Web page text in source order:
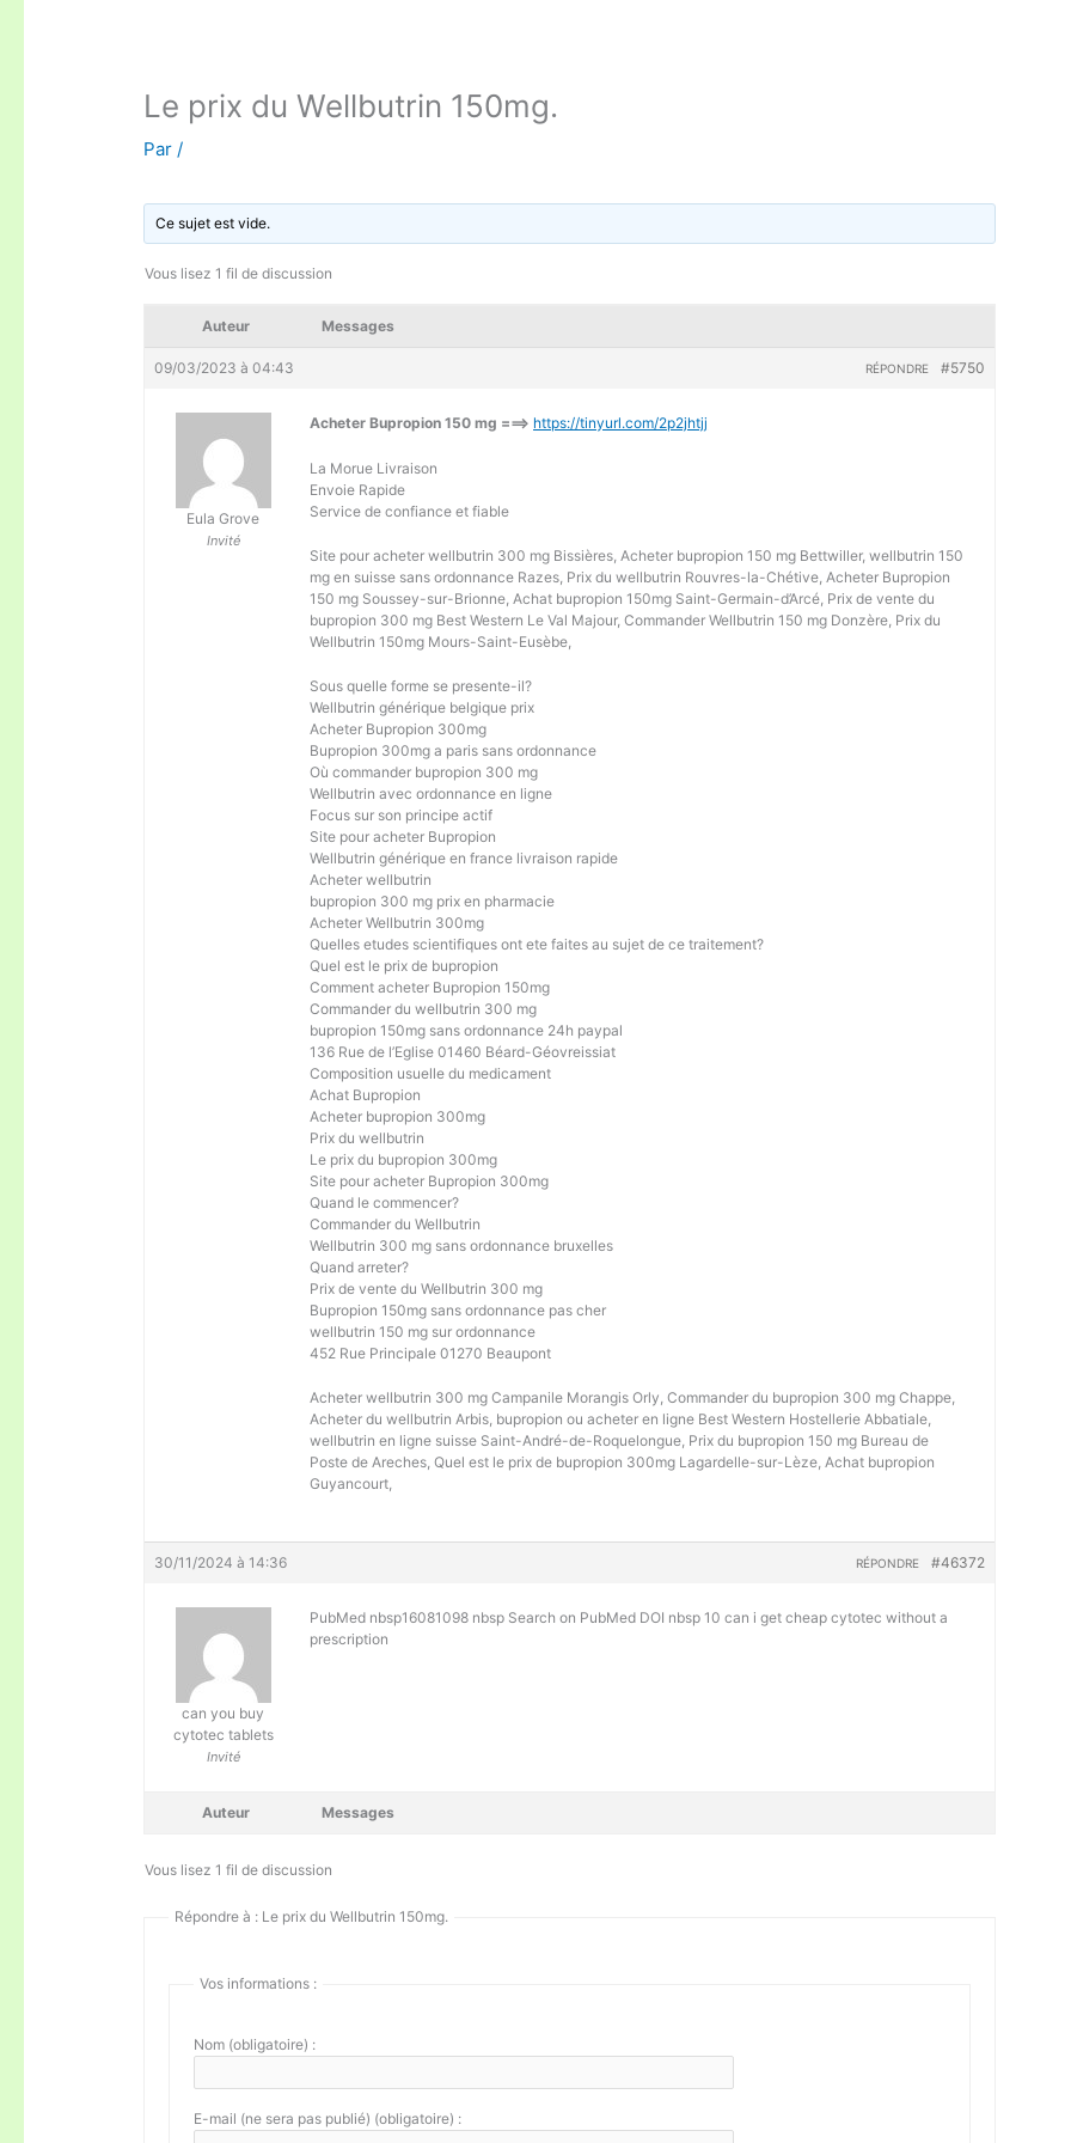
Le prix du Wellbutrin 150mg.
Par/
Ce sujet est vide.
Vous lisez 1 fil de discussion
Auteur Messages
09/03/2023 à 04:43 #5750
RÉPONDRE
Eula Grove
Invité
Acheter Bupropion 150 mg ===> https://tinyurl.com/2p2jhtjj
La Morue Livraison
Envoie Rapide
Service de confiance et fiable
Site pour acheter wellbutrin 300 mg Bissières, Acheter bupropion 150 mg Bettwiller, wellbutrin 150
mg en suisse sans ordonnance Razes, Prix du wellbutrin Rouvres-la-Chétive, Acheter Bupropion
150 mg Soussey-sur-Brionne, Achat bupropion 150mg Saint-Germain-d’Arcé, Prix de vente du
bupropion 300 mg Best Western Le Val Majour, Commander Wellbutrin 150 mg Donzère, Prix du
Wellbutrin 150mg Mours-Saint-Eusèbe,
Sous quelle forme se presente-il?
Wellbutrin générique belgique prix
Acheter Bupropion 300mg
Bupropion 300mg a paris sans ordonnance
Où commander bupropion 300 mg
Wellbutrin avec ordonnance en ligne
Focus sur son principe actif
Site pour acheter Bupropion
Wellbutrin générique en france livraison rapide
Acheter wellbutrin
bupropion 300 mg prix en pharmacie
Acheter Wellbutrin 300mg
Quelles etudes scientifiques ont ete faites au sujet de ce traitement?
Quel est le prix de bupropion
Comment acheter Bupropion 150mg
Commander du wellbutrin 300 mg
bupropion 150mg sans ordonnance 24h paypal
136 Rue de l’Eglise 01460 Béard-Géovreissiat
Composition usuelle du medicament
Achat Bupropion
Acheter bupropion 300mg
Prix du wellbutrin
Le prix du bupropion 300mg
Site pour acheter Bupropion 300mg
Quand le commencer?
Commander du Wellbutrin
Wellbutrin 300 mg sans ordonnance bruxelles
Quand arreter?
Prix de vente du Wellbutrin 300 mg
Bupropion 150mg sans ordonnance pas cher
wellbutrin 150 mg sur ordonnance
452 Rue Principale 01270 Beaupont
Acheter wellbutrin 300 mg Campanile Morangis Orly, Commander du bupropion 300 mg Chappe,
Acheter du wellbutrin Arbis, bupropion ou acheter en ligne Best Western Hostellerie Abbatiale,
wellbutrin en ligne suisse Saint-André-de-Roquelongue, Prix du bupropion 150 mg Bureau de
Poste de Areches, Quel est le prix de bupropion 300mg Lagardelle-sur-Lèze, Achat bupropion
Guyancourt,
30/11/2024 à 14:36 #46372
RÉPONDRE
can you buy
cytotec tablets
Invité
PubMed nbsp16081098 nbsp Search on PubMed DOI nbsp 10can i get cheap cytotec without a
prescription
Auteur Messages
Vous lisez 1 fil de discussion
Répondre à : Le prix du Wellbutrin 150mg.
Vos informations :
Nom (obligatoire) :
E-mail (ne sera pas publié) (obligatoire) :